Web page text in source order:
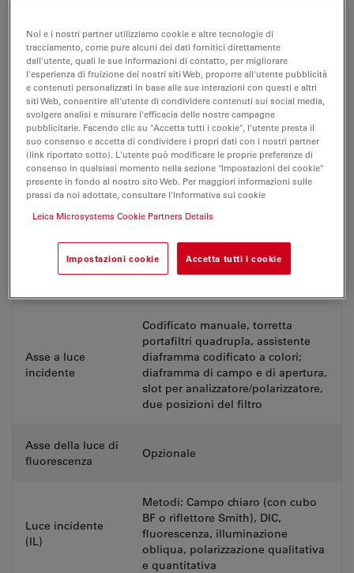
Tubi
100/50/0 con porta fissa, 100/50/0
con porta variabile
Versione digitale
Versione digitale con schermo da
10"/tablet
Accessori
ergonomici
Ampia gamma di accessori
ergonomici disponibili (ErgoTubi,
ErgoLift, ErgoModuli)
codificata
dell'illuminazione
IL e TL: LED bianco ad alta
fluorescente a 4 colori codificata,
Asse a luce
incidente
Codificato manuale, torretta
portafiltri quadrupla, assistente
diaframma codificato a colori;
diaframma di campo e di apertura,
slot per analizzatore/polarizzatore,
due posizioni del filtro
Asse della luce di
fluorescenza
Opzionale
Luce incidente
(IL)
Metodi: Campo chiaro (con cubo
BF o riflettore Smith), DIC,
fluorescenza, illuminazione
obliqua, polarizzazione qualitativa
e quantitativa
Noi e i nostri partner utilizziamo cookie e altre tecnologie di
tracciamento, come pure alcuni dei dati fornitici direttamente
dall'utente, quali le sue informazioni di contatto, per migliorare
l'esperienza di fruizione dei nostri siti Web, proporre all'utente pubblicità
e contenuti personalizzati in base alle sue interazioni con questi e altri
siti Web, consentire all'utente di condividere contenuti sui social media,
svolgere analisi e misurare l'efficacia delle nostre campagne
pubblicitarie. Facendo clic su "Accetta tutti i cookie", l'utente presta il
suo consenso e accetta di condividere i propri dati con i nostri partner
(link riportato sotto). L'utente può modificare le proprie preferenze di
consenso in qualsiasi momento nella sezione "Impostazioni dei cookie"
presente in fondo al nostro sito Web. Per maggiori informazioni sulle
prassi da noi adottate, consultare l'Informativa sui cookie
Leica Microsystems Cookie Partners Details
Impostazioni cookie Accetta tutti i cookie